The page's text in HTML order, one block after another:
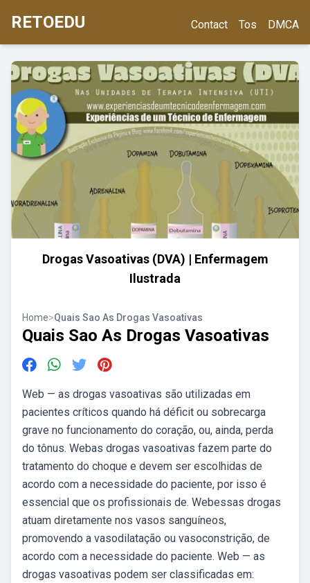
RETOEDU Contact Tos DMCA
Drogas Vasoativas (DVA) | Enfermagem
Ilustrada
Home>Quais Sao As Drogas Vasoativas
Quais Sao As Drogas Vasoativas
Web — as drogas vasoativas são utilizadas em
pacientes críticos quando há déficit ou sobrecarga
grave no funcionamento do coração, ou, ainda, perda
do tônus. Webas drogas vasoativas fazem parte do
tratamento do choque e devem ser escolhidas de
acordo com a necessidade do paciente, por isso é
essencial que os profissionais de. Webessas drogas
atuam diretamente nos vasos sanguíneos,
promovendo a vasodilatação ou vasoconstrição, de
acordo com a necessidade do paciente. Web — as
drogas vasoativas podem ser classificadas em: